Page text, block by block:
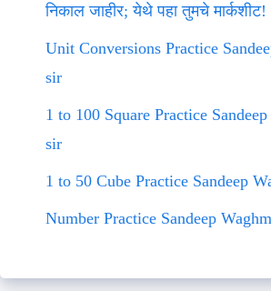
निकाल जाहीर; येथे पहा तुमचे मार्कशीट!
Unit Conversions Practice
sir
1 to 100 Square Practice
sir
1 to 50 Cube Practice Sandeep
Number Practice Sandeep